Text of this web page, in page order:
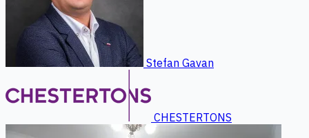
Stefan Gavan
CHESTERTONS